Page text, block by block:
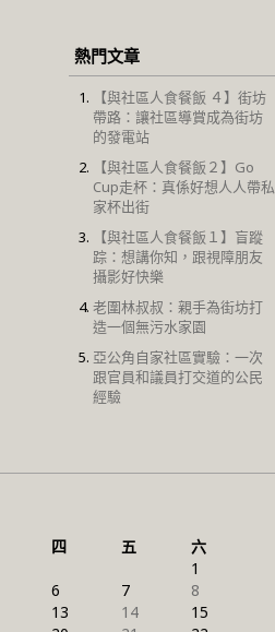
熱門文章
【與社區人食餐飯 ４】街坊
帶路：讓社區導賞成為街坊
的發電站
【與社區人食餐飯２】Go
Cup走杯：真係好想人人帶私
家杯出街
【與社區人食餐飯１】盲蹤
踪：想講你知，跟視障朋友
攝影好快樂
老圍林叔叔：親手為街坊打
造一個無污水家園
亞公角自家社區實驗：一次
跟官員和議員打交道的公民
經驗
四 五
六
1
6 7
8
13 14
15